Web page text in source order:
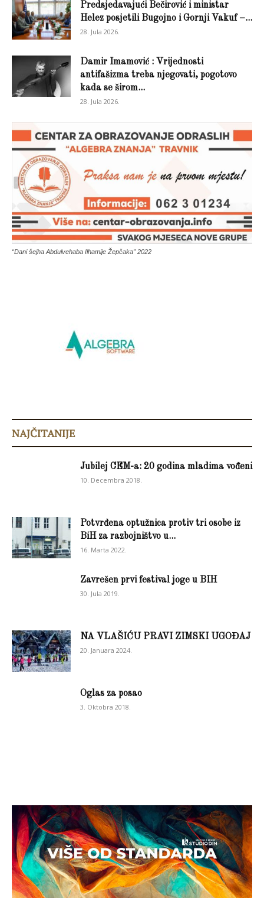
Predsjedavajući Bečirović i ministar
Helez posjetili Bugojno i Gornji Vakuf –...
28. Jula 2026.
Damir Imamović : Vrijednosti
antifašizma treba njegovati, pogotovo
kada se širom...
28. Jula 2026.
“Dani šejha Abdulvehaba Ilhamije Žepčaka” 2022
NAJČITANIJE
Jubilej CEM-a: 20 godina mladima vođeni
10. Decembra 2018.
Potvrđena optužnica protiv tri osobe iz
BiH za razbojništvo u...
16. Marta 2022.
Zavrešen prvi festival joge u BIH
30. Jula 2019.
NA VLAŠIĆU PRAVI ZIMSKI UGOĐAJ
20. Januara 2024.
Oglas za posao
3. Oktobra 2018.